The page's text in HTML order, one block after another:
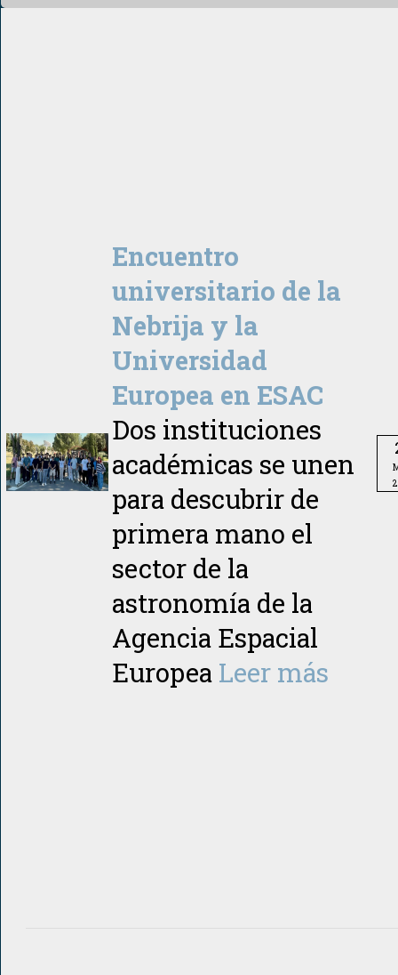
Encuentro
universitario de la
Nebrija y la
Universidad
Europea en ESAC
Dos instituciones
académicas se unen
para descubrir de
primera mano el
sector de la
astronomía de la
Agencia Espacial
Europea Leer más